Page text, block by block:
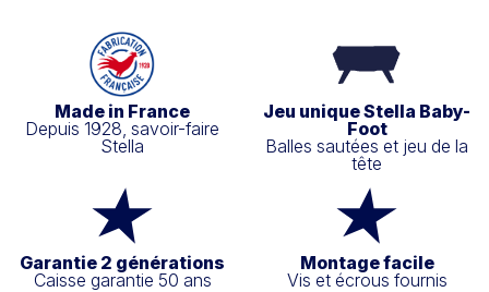
Made in France
Depuis 1928, savoir-faire
Stella
Jeu unique Stella Baby-
Foot
Balles sautées et jeu de la
tête
Garantie 2 générations
Caisse garantie 50 ans
Montage facile
Vis et écrous fournis